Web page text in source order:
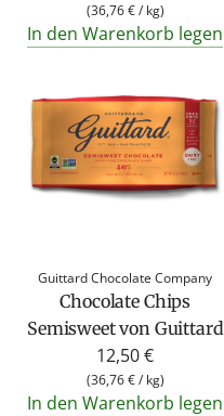
(36,76 €/ kg)
In den Warenkorb legen
Guittard Chocolate Company
Chocolate Chips
Semisweet von Guittard
12,50 €
(36,76 €/ kg)
In den Warenkorb legen